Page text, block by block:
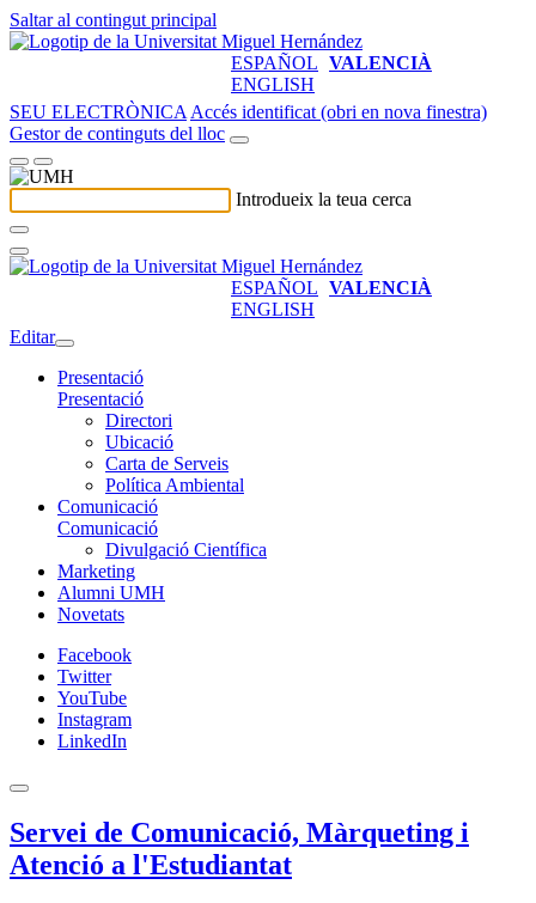
Saltar al contingut principal
ESPAÑOL VALENCIÀ
ENGLISH
SEU ELECTRÒNICA Accés identificat (obri en nova finestra)
Gestor de continguts del lloc
Introdueix la teua cerca
ESPAÑOL VALENCIÀ
ENGLISH
Editar
Presentació
Presentació
Directori
Ubicació
Carta de Serveis
Política Ambiental
Comunicació
Comunicació
Divulgació Científica
Marketing
Alumni UMH
Novetats
Facebook
Twitter
YouTube
Instagram
LinkedIn
Servei de Comunicació, Màrqueting i
Atenció a l'Estudiantat